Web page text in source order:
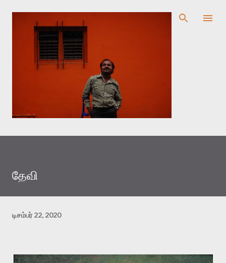
முதன்மை உள்ளடக்கத்திற்குச் செல்
தேவி
டிசம்பர் 22, 2020